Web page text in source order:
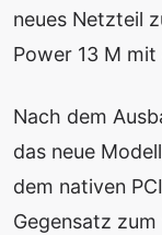
neues Netzteil
Power 13 M
Nach dem
das neue
dem nativen
Gegensatz